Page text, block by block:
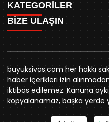
ANASAYFA
AKSU CANLI
MEYDAN CANLI
MEDRESELER CANLI
MERAKÜM CANLI
YUKARI TEKKE CANLI
KURUMSAL KİMLİK
REKLAM FİYATLARI
BİZE ULAŞIN
KÜNYE
KATEGORİLER
WHATSAPP
SPOR
SİYASET
BELEDİYE
SİVAS VALİLİĞİ
ÜNİVERSİTE
KURUMLAR
STK
YORUM
BİZE ULAŞIN
0346 221 00 60
Örtülüpınar Mah. İnönü
Sivas
buyuksivas.com her hakkı
haber içerikleri izin
iktibas edilemez. Kanuna
kopyalanamaz, başka yerde